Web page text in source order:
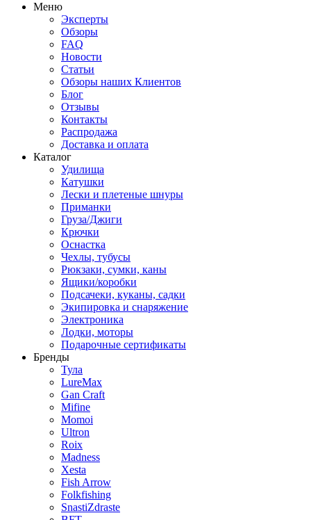
Меню
Эксперты
Обзоры
FAQ
Новости
Статьи
Обзоры наших Клиентов
Блог
Отзывы
Контакты
Распродажа
Доставка и оплата
Каталог
Удилища
Катушки
Лески и плетеные шнуры
Приманки
Груза/Джиги
Крючки
Оснастка
Чехлы, тубусы
Рюкзаки, сумки, каны
Ящики/коробки
Подсачеки, куканы, садки
Экипировка и снаряжение
Электроника
Лодки, моторы
Подарочные сертификаты
Бренды
Тула
LureMax
Gan Craft
Mifine
Momoi
Ultron
Roix
Madness
Xesta
Fish Arrow
Folkfishing
SnastiZdraste